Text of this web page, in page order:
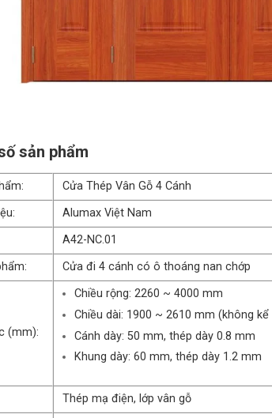
sản phẩm
Cửa Thép Vân Gỗ 4 Cánh
Alumax Việt Nam
A42-NC.01
Cửa đi 4 cánh có ô thoáng nan chớp
(mm):
Chiều rộng: 2260 ~ 4000 mm
Chiều dài: 1900 ~ 2610 mm (không
Cánh dày: 50 mm, thép dày 0.8 mm
Khung dày: 60 mm, thép dày 1.2 mm
Thép mạ điện, lớp vân gỗ